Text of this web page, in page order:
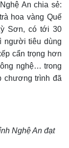
An chia sẻ:
hoa vàng Quế
Sơn, có tới 30
người tiêu dùng
cẩn trọng hơn
nghệ… trong
chương trình đã
Nghệ An đạt